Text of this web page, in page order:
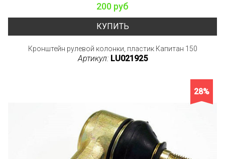
200 руб
КУПИТЬ
Кронштейн рулевой колонки, пластик Капитан 150
Артикул: LU021925
28%